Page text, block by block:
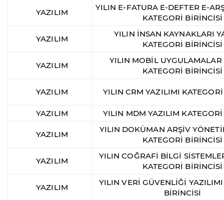
YAZILIM
YILIN E-FATURA E-DEFTER E-
KATEGORİ BİRİNCİSİ
YAZILIM
YILIN İNSAN KAYNAKLARI
KATEGORİ BİRİNCİSİ
YAZILIM
YILIN MOBİL UYGULAMALAR
KATEGORİ BİRİNCİSİ
YAZILIM YILIN CRM YAZILIMI
YAZILIM YILIN MDM YAZILIM
YAZILIM
YILIN DOKÜMAN ARŞİV
KATEGORİ BİRİNCİSİ
YAZILIM
YILIN COĞRAFİ BİLGİ
KATEGORİ BİRİNCİSİ
YAZILIM
YILIN VERİ GÜVENLİĞİ
BİRİNCİSİ